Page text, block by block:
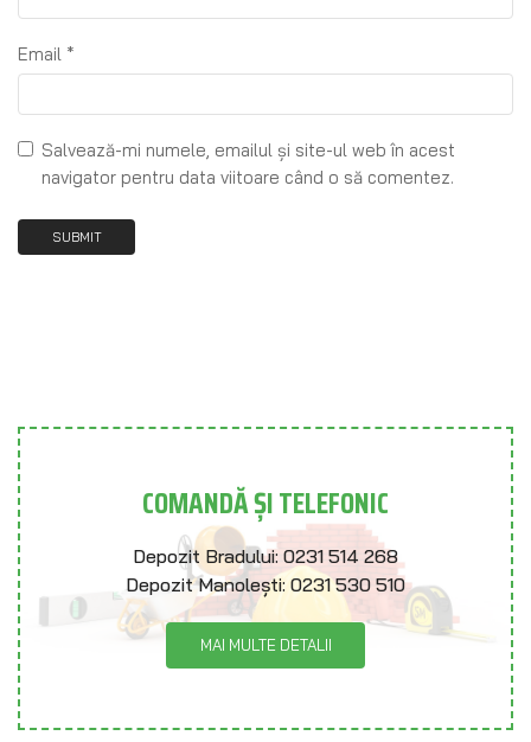
Email *
Salvează-mi numele, emailul și site-ul web în acest
navigator pentru data viitoare când o să comentez.
COMANDĂ ȘI TELEFONIC
Depozit Bradului: 0231 514 268
Depozit Manolești: 0231 530 510
MAI MULTE DETALII